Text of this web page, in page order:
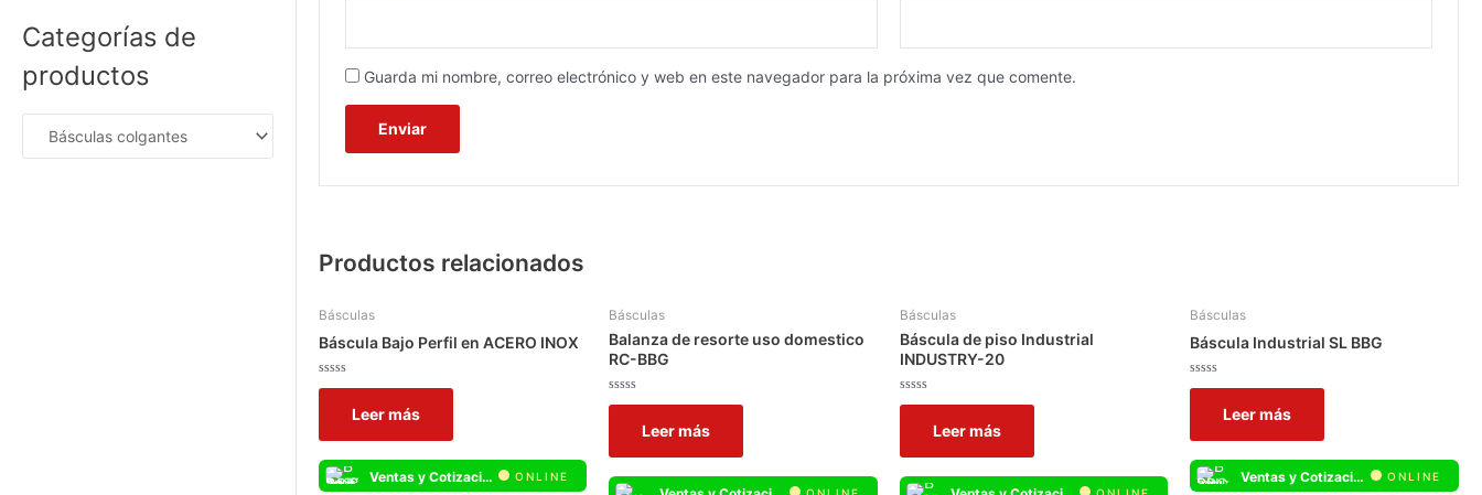
o
n
d
5
l
o
a
d
o
Categorías de
productos
Guarda mi nombre, correo electrónico y web en este navegador para la próxima vez que comente.
Productos relacionados
Básculas
Báscula Bajo Perfil en ACERO INOX
Valorado
5
Leer más
Ventas y Cotizaciones Whatsapp ONLINE
Básculas
Balanza de resorte uso domestico
RC-BBG
Valorado
5
Leer más
Básculas
Báscula de piso Industrial
INDUSTRY-20
Valorado
5
Leer más
Básculas
Báscula Industrial SL BBG
Valorado
5
Leer más
Ventas y Cotizaciones Whatsapp ONLINE